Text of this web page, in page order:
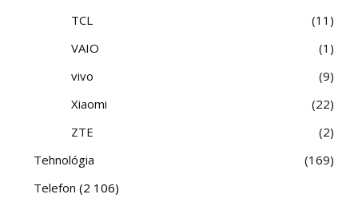
TCL
11
VAIO
1
vivo
9
Xiaomi
22
ZTE
2
Tehnológia
169
Telefon (2 106)